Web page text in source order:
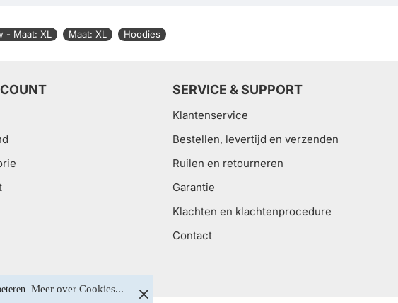
Meer over Cookies...
- Maat: XL Maat: XL Hoodies
SERVICE & SUPPORT
Klantenservice
Bestellen, levertijd en verzenden
Ruilen en retourneren
Garantie
Klachten en klachtenprocedure
Contact